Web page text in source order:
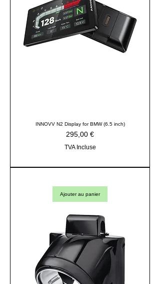
INNOVV N2 Display for BMW (6.5 inch)
Prix
295,00 €
TVA Incluse
Ajouter au panier